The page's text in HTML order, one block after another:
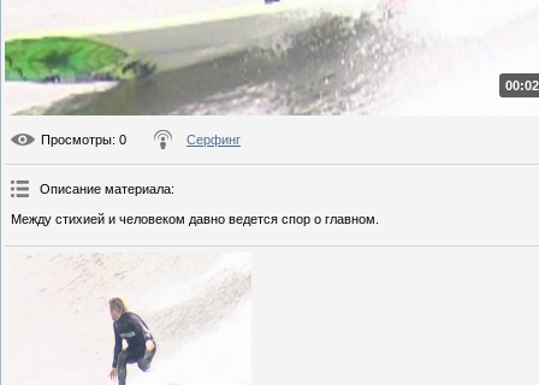
Просмотры: 0 Серфинг
Описание материала:
Между стихией и человеком давно ведется спор о главном.